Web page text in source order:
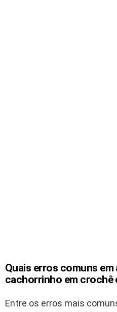
Quais erros comuns em
cachorrinho em crochê
Entre os erros mais